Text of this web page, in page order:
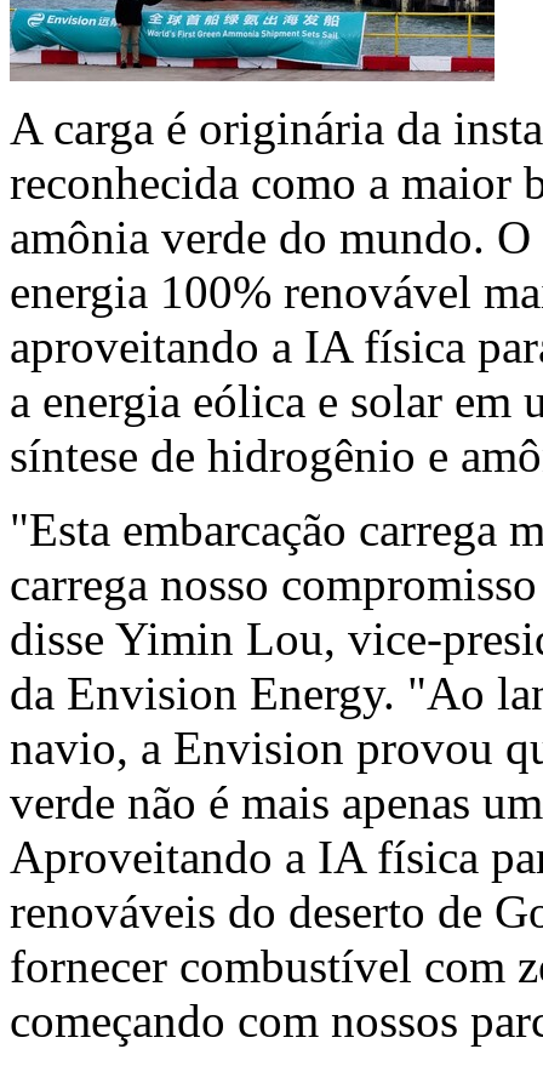
A carga é originária da
reconhecida como a maior
amônia verde do mundo.
energia 100% renovável
aproveitando a IA física
a energia eólica e solar em
síntese de hidrogênio e
"Esta embarcação carrega
carrega nosso
disse Yimin Lou, vice-
da Envision Energy. "Ao
navio, a Envision provou
verde não é mais apenas
Aproveitando a IA física
renováveis do deserto de
fornecer combustível com
começando com nossos